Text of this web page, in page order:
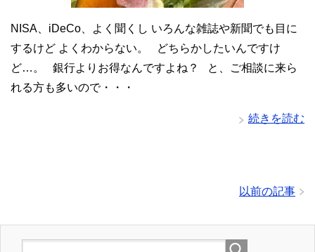
NISA、iDeCo、よく聞くし いろんな雑誌や新聞でも目に
するけど よくわからない。 どちらかしたいんですけ
ど…。 銀行よりお得なんですよね？ と、ご相談に来ら
れる方も多いので・・・
続きを読む
以前の記事